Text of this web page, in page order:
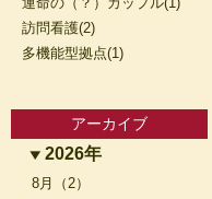
訪問看護(2)
多機能型拠点(1)
アーカイブ
2026年
8月（2）